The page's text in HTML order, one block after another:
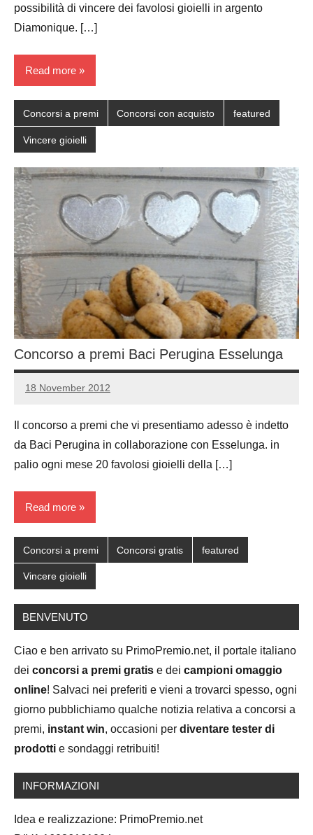
possibilità di vincere dei favolosi gioielli in argento
Diamonique. […]
Read more
Concorsi a premi Concorsi con acquisto featured
Vincere gioielli
Concorso a premi Baci Perugina Esselunga
18 November 2012
Luca
No
Il concorso a premi che vi presentiamo adesso è indetto
da Baci Perugina in collaborazione con Esselunga. in
palio ogni mese 20 favolosi gioielli della […]
Read more
Concorsi a premi Concorsi gratis featured
Vincere gioielli
BENVENUTO
Ciao e ben arrivato su PrimoPremio.net, il portale italiano
dei concorsi a premi gratis e dei campioni omaggio
online! Salvaci nei preferiti e vieni a trovarci spesso, ogni
giorno pubblichiamo qualche notizia relativa a concorsi a
premi, instant win, occasioni per diventare tester di
prodotti e sondaggi retribuiti!
INFORMAZIONI
Idea e realizzazione: PrimoPremio.net